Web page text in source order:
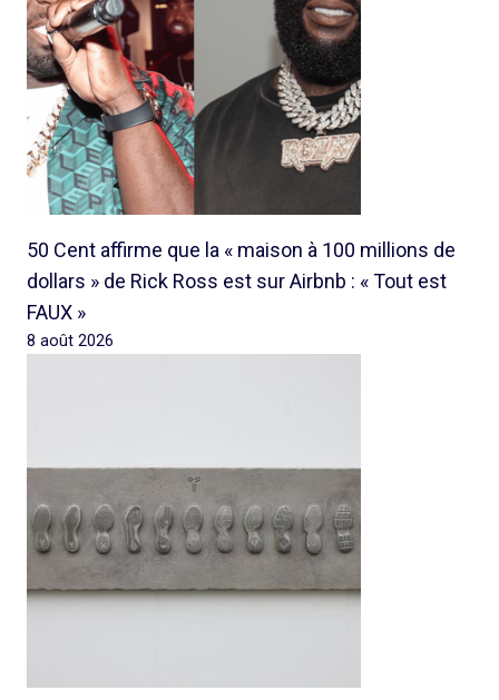
50 Cent affirme que la « maison à 100 millions de
dollars » de Rick Ross est sur Airbnb : « Tout est
FAUX »
8 août 2026